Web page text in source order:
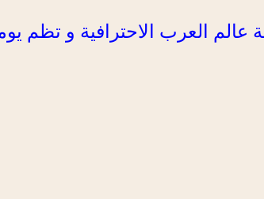
عالم العرب الاحترافية و تظم